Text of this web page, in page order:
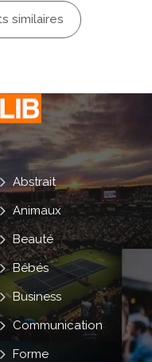
similaires
Abstrait
Animaux
Beauté
Bébés
Business
Communication
Forme